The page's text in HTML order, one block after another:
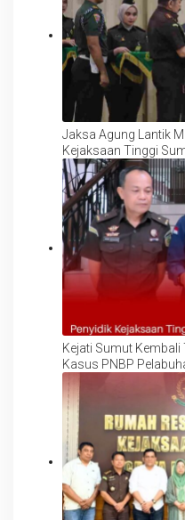
Jaksa Agung Lantik
Kejaksaan Tinggi
Kejati Sumut
Kasus PNBP